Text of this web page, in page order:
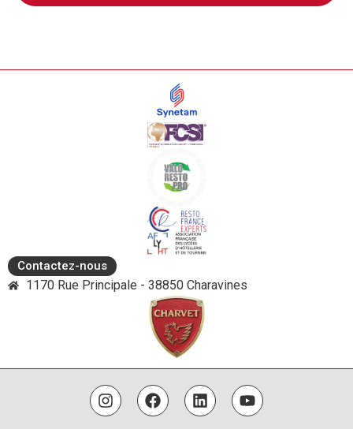
Contactez-nous
1170 Rue Principale - 38850 Charavines